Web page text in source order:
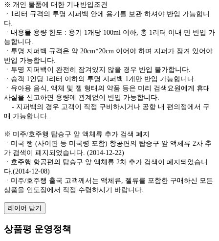
※ 개인 물품에 대한 기내반입조건
ㆍ1리터 규격의 투명 지퍼백 안에 용기를 보관 하셔야 반입 가능합니
다.
ㆍ내용물 용량 한도 : 용기 1개당 100ml 이하, 총 1리터 이내 만 반입 가
능합니다.
ㆍ투명 지퍼백 규격은 약 20cm*20cm 이어야 하며 지퍼가 잠겨 있어야
반입 가능합니다.
ㆍ투명 지퍼백이 완전히 잠겨있지 않을 경우 반입 불가합니다.
ㆍ승객 1인당 1리터 이하의 투명 지퍼백 1개만 반입 가능합니다.
ㆍ유아용 음식, 액체 및 젤 형태의 약품 등은 미리 검색요원에게 휴대
사실을 신고하면 용량에 관계없이 반입 가능합니다.
- 지퍼백의 경우 고객이 직접 구비하시거나 공항 내 편의점에서 구
매 가능합니다.
※ 미주/호주행 탑승구 앞 액체류 추가 검색 폐지
ㆍ미국 행 (사이판 등 미국령 포함) 항공편의 탑승구 앞 액체류 2차 추
가 검색이 폐지되었습니다. (2014-12-22)
ㆍ호주행 항공편의 탑승구 앞 액체류 2차 추가 검색이 폐지되었습니
다.(2014-12-08)
ㆍ미주/호주행 출국 고객께서는 액체류, 젤류를 포함한 구매하신 모든
상품을 인도장에서 직접 수령하시기 바랍니다.
레이어 닫기
상품평 운영정책